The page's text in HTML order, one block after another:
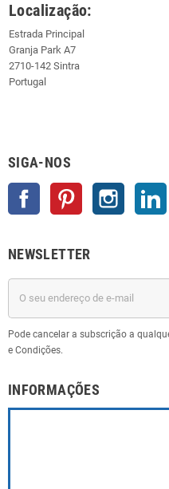
Localização:
Estrada Principal
Granja Park A7
2710-142 Sintra
Portugal
SIGA-NOS
Facebook Pinterest Instagram
NEWSLETTER
Pode cancelar a subscrição a
e Condições.
INFORMAÇÕES